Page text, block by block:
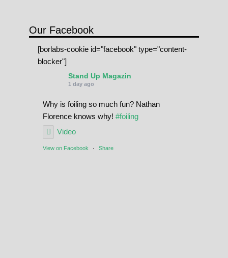
Our Facebook
[borlabs-cookie id="facebook" type="content-
blocker"]
Stand Up Magazin
1 day ago
Why is foiling so much fun? Nathan
Florence knows why! #foiling
Video
View on Facebook · Share